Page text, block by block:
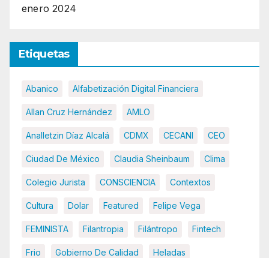
enero 2024
Etiquetas
Abanico Alfabetización Digital Financiera
Allan Cruz Hernández AMLO
Analletzin Díaz Alcalá CDMX CECANI CEO
Ciudad De México Claudia Sheinbaum Clima
Colegio Jurista CONSCIENCIA Contextos
Cultura Dolar Featured Felipe Vega
FEMINISTA Filantropia Filántropo Fintech
Frio Gobierno De Calidad Heladas